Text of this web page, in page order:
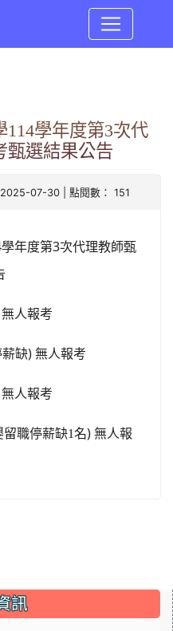
學年度第3次代
甄選結果公告
07-30 | 點閱數： 151
學年度第3次代理教師甄
無人報考
薪缺) 無人報考
無人報考
職停薪缺1名) 無人報
訊